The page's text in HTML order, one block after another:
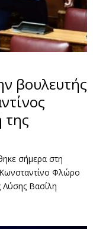
βουλευτής
της
σήμερα στη
Φλώρο
Λύσης Βασίλη